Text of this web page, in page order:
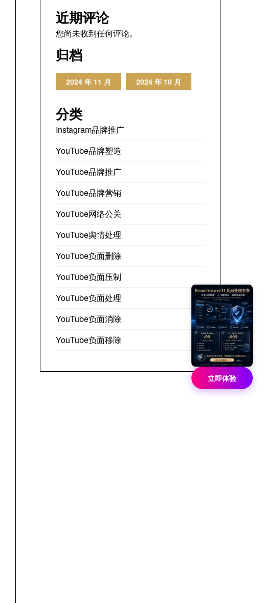
近期评论
您尚未收到任何评论。
归档
2024 年 11 月 2024 年 10 月
分类
Instagram品牌推广
YouTube品牌塑造
YouTube品牌推广
YouTube品牌营销
YouTube网络公关
YouTube舆情处理
YouTube负面删除
YouTube负面压制
YouTube负面处理
YouTube负面消除
YouTube负面移除
立即体验